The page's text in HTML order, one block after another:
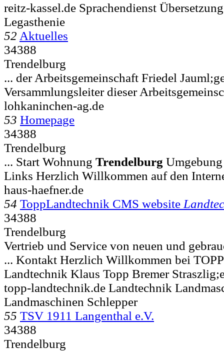
reitz-kassel.de Sprachendienst
Legasthenie
52 Aktuelles
34388
Trendelburg
... der Arbeitsgemeinschaft Friedel
Versammlungsleiter dieser
lohkaninchen-ag.de
53 Homepage
34388
Trendelburg
... Start Wohnung Trendelburg
Links Herzlich Willkommen auf den
haus-haefner.de
54 ToppLandtechnik CMS website
34388
Trendelburg
Vertrieb und Service von neuen und
... Kontakt Herzlich Willkommen bei
Landtechnik Klaus Topp Bremer
topp-landtechnik.de Landtechnik
Landmaschinen Schlepper
55 TSV 1911 Langenthal e.V.
34388
Trendelburg